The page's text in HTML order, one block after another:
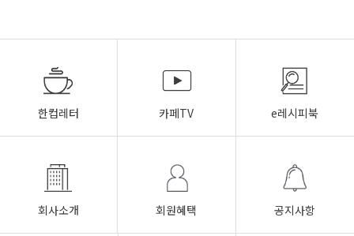
한컵레터 카페TV e레시피북
회사소개 회원혜택 공지사항